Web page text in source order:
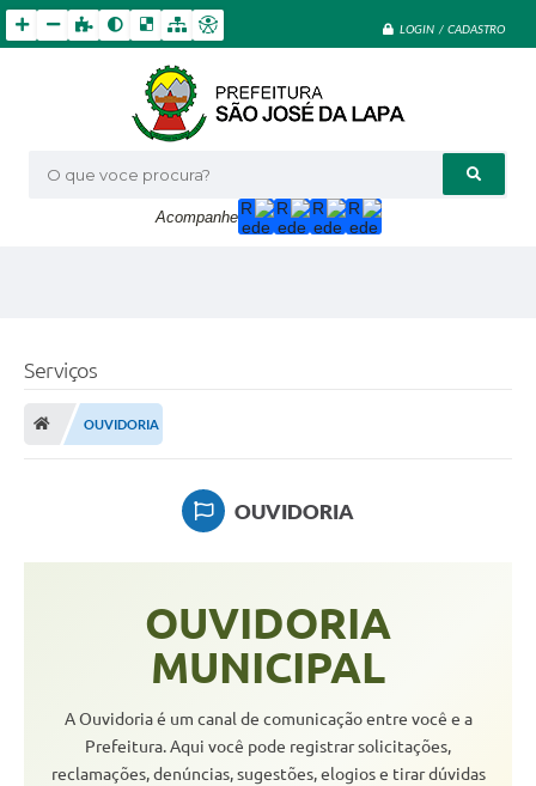
LOGIN / CADASTRO
O que voce procura?
Acompanhe
Serviços
OUVIDORIA
OUVIDORIA
OUVIDORIA
MUNICIPAL
A Ouvidoria é um canal de comunicação entre você e a
Prefeitura. Aqui você pode registrar solicitações,
reclamações, denúncias, sugestões, elogios e tirar dúvidas